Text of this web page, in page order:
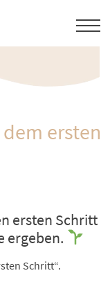
ersten
ersten Schritt
ergeben.
Schritt“.